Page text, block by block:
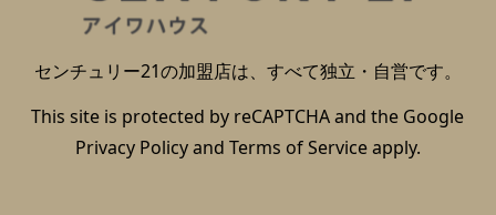
センチュリー21の加盟店は、すべて独立・自営です。
This site is protected by reCAPTCHA and the Google
Privacy Policyand Terms of Serviceapply.